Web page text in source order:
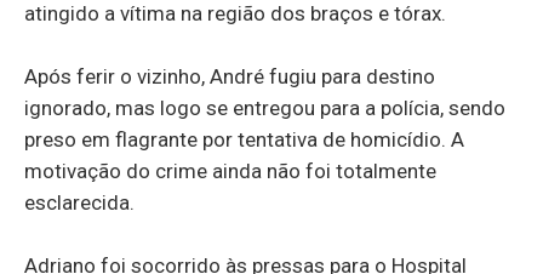
atingido a vítima na região dos braços e tórax.
Após ferir o vizinho, André fugiu para destino
ignorado, mas logo se entregou para a polícia, sendo
preso em flagrante por tentativa de homicídio. A
motivação do crime ainda não foi totalmente
esclarecida.
Adriano foi socorrido às pressas para o Hospital